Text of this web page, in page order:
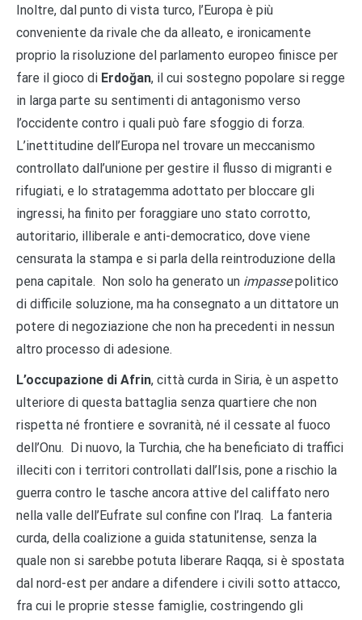
Inoltre, dal punto di vista turco, l’Europa è più
conveniente da rivale che da alleato, e ironicamente
proprio la risoluzione del parlamento europeo finisce per
fare il gioco di Erdoğan, il cui sostegno popolare si regge
in larga parte su sentimenti di antagonismo verso
l’occidente contro i quali può fare sfoggio di forza.
L’inettitudine dell’Europa nel trovare un meccanismo
controllato dall’unione per gestire il flusso di migranti e
rifugiati, e lo stratagemma adottato per bloccare gli
ingressi, ha finito per foraggiare uno stato corrotto,
autoritario, illiberale e anti-democratico, dove viene
censurata la stampa e si parla della reintroduzione della
pena capitale. Non solo ha generato un impassepolitico
di difficile soluzione, ma ha consegnato a un dittatore un
potere di negoziazione che non ha precedenti in nessun
altro processo di adesione.
L’occupazione di Afrin, città curda in Siria, è un aspetto
ulteriore di questa battaglia senza quartiere che non
rispetta né frontiere e sovranità, né il cessate al fuoco
dell’Onu. Di nuovo, la Turchia, che ha beneficiato di traffici
illeciti con i territori controllati dall’Isis, pone a rischio la
guerra contro le tasche ancora attive del califfato nero
nella valle dell’Eufrate sul confine con l’Iraq. La fanteria
curda, della coalizione a guida statunitense, senza la
quale non si sarebbe potuta liberare Raqqa, si è spostata
dal nord-est per andare a difendere i civili sotto attacco,
fra cui le proprie stesse famiglie, costringendo gli